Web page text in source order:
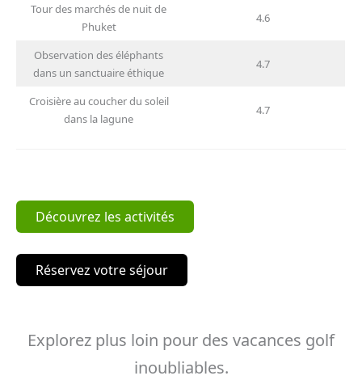
Tour des marchés de nuit de
Phuket
4.6
Observation des éléphants
dans un sanctuaire éthique
4.7
Croisière au coucher du soleil
dans la lagune
4.7
Découvrez les activités
Réservez votre séjour
Explorez plus loin pour des vacances golf
inoubliables.